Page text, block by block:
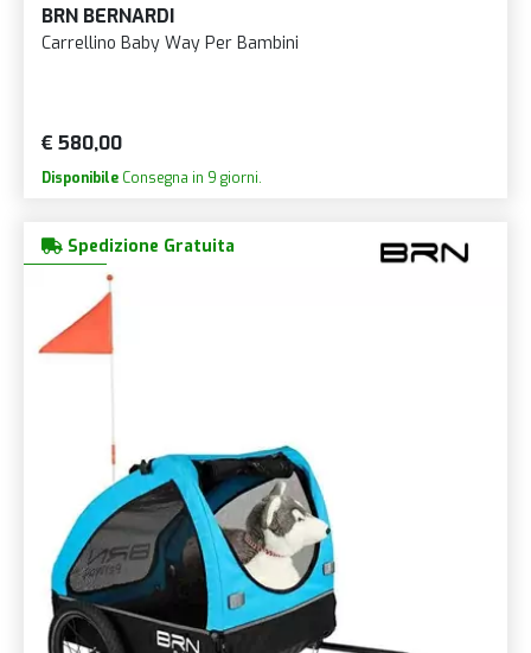
BRN BERNARDI
Carrellino Baby Way Per Bambini
€ 580,00
Disponibile Consegna in 9 giorni.
Spedizione Gratuita